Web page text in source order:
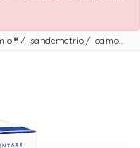
® / sandemetrio / camomilla con melatonina